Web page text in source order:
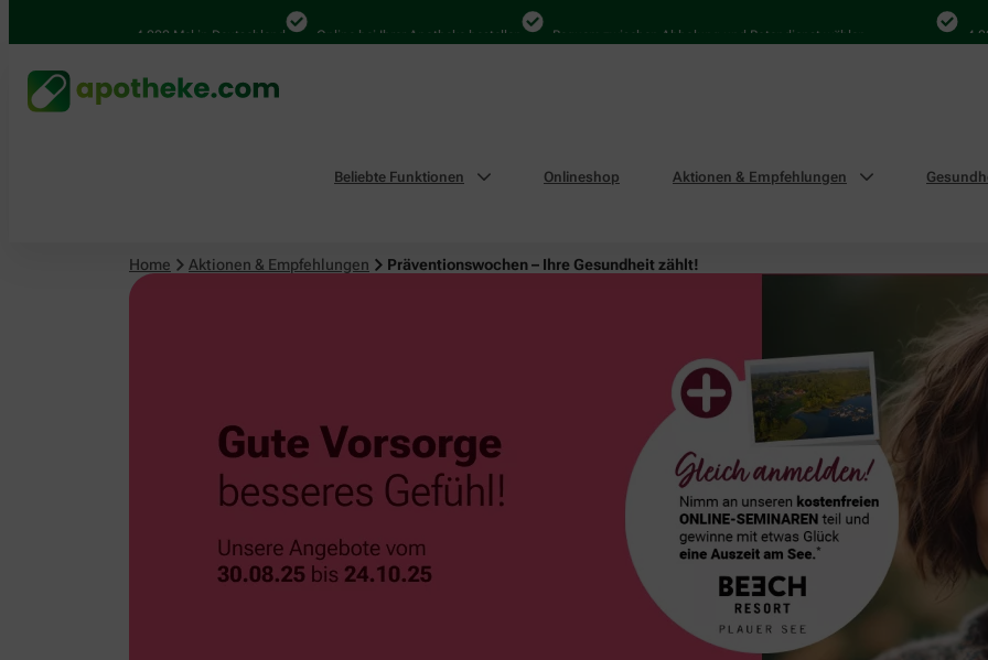
4.000 Mal in Deutschland Online bei Ihrer Apotheke bestellen Bequem zwischen Abholung und Botendienst wählen 4.000 Mal
Beliebte Funktionen Onlineshop Aktionen & Empfehlungen
Home Aktionen & Empfehlungen Präventionswochen – Ihre Gesundheit zählt!